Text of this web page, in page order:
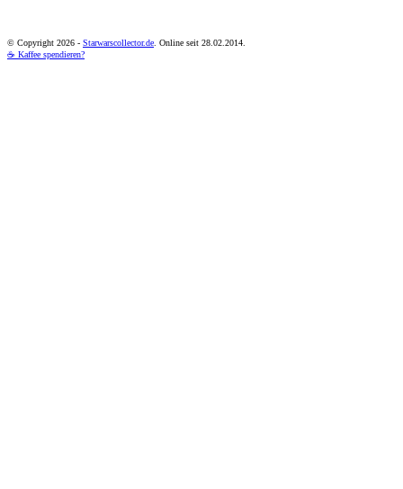
© Copyright 2026 - Starwarscollector.de . Online seit 28.02.2014.
☕ Kaffee spendieren?